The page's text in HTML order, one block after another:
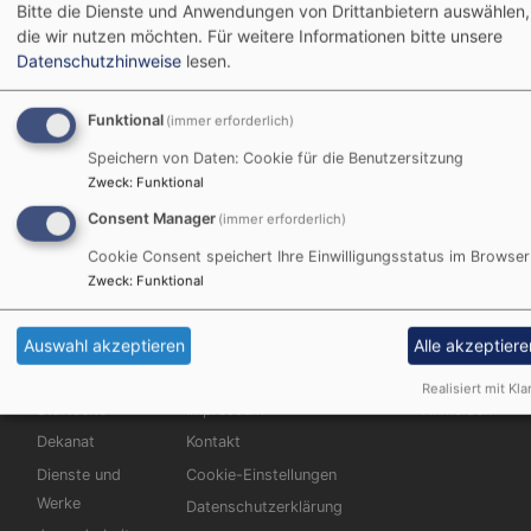
Kirche
außerhalb der
Evangelischen Kirche
Prävention sexualisierter Gewalt
Startseite
Dekanat
Dienste und
Werke
Impressum
Kontakt
Cookie-Einstellungen
Datenschutzerklärung
Anmelden
Bitte die Dienste und Anwendungen von Drittanbietern auswählen,
die wir nutzen möchten. Für weitere Informationen bitte unsere
Datenschutzhinweise lesen.
Funktional (immer erforderlich)
Speichern von Daten: Cookie für die Benutzersitzung
Zweck: Funktional
Consent Manager (immer erforderlich)
Cookie Consent speichert Ihre Einwilligungsstatus im Browser
Zweck: Funktional
Auswahl akzeptieren Alle
Realisiert mit